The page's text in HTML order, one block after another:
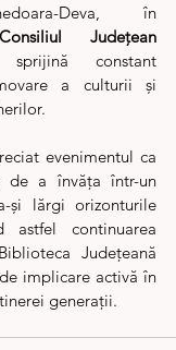
Deva, în
Consiliul Județean
constant
a culturii și
evenimentul ca
de a învăța într-un
lărgi orizonturile
astfel continuarea
Județeană
implicare activă în
generații.